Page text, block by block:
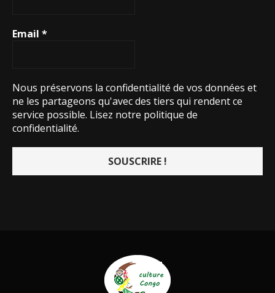
Email *
Nous préservons la confidentialité de vos données et
ne les partageons qu'avec des tiers qui rendent ce
service possible. Lisez notre politique de
confidentialité.